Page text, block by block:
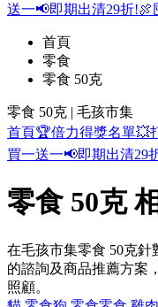
送一📢即期出清29折!🍖
首頁
零食
零食 50克
零食 50克 | 毛孩市集
首頁🏆倍力得獎名單💥
買一送一📢即期出清29
零食 50克
在毛孩市集零食 50克針
的諮詢及商品推薦方案
照顧。